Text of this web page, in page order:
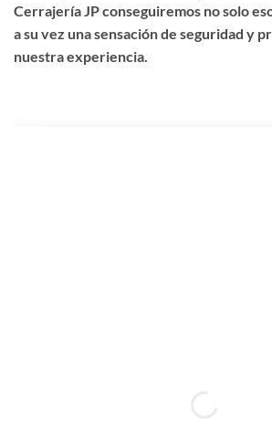
Cerrajería JP conseguiremos no solo
a su vez una sensación de seguridad y
nuestra experiencia.